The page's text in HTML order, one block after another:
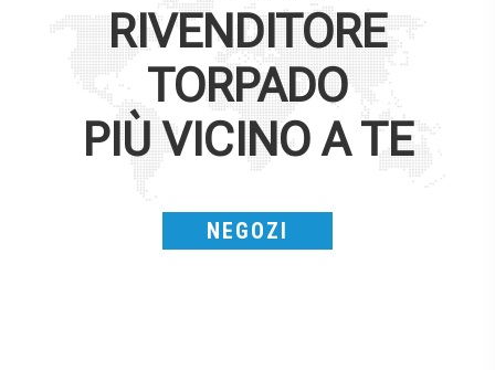
RIVENDITORE
TORPADO
PIÙ VICINO A TE
NEGOZI